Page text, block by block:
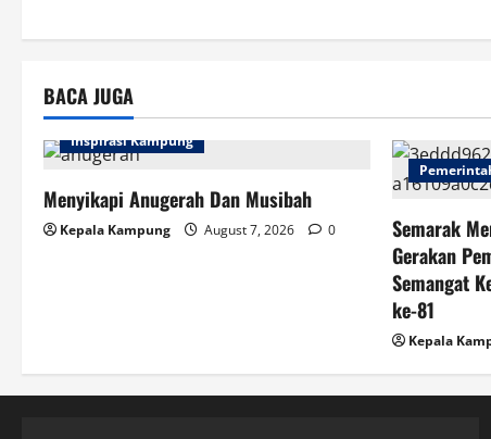
i
o
n
BACA JUGA
Inspirasi Kampung
Menyikapi Anugerah Dan Musibah
Kepala Kampung August 7, 2026 0
Semarak
Gerakan
Semangat
ke-81
Kepala